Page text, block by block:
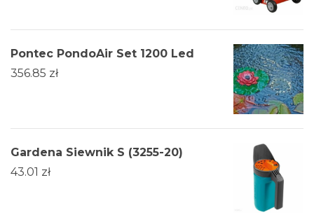
Pontec PondoAir Set 1200 Led
356.85 zł
Gardena Siewnik S (3255-20)
43.01 zł